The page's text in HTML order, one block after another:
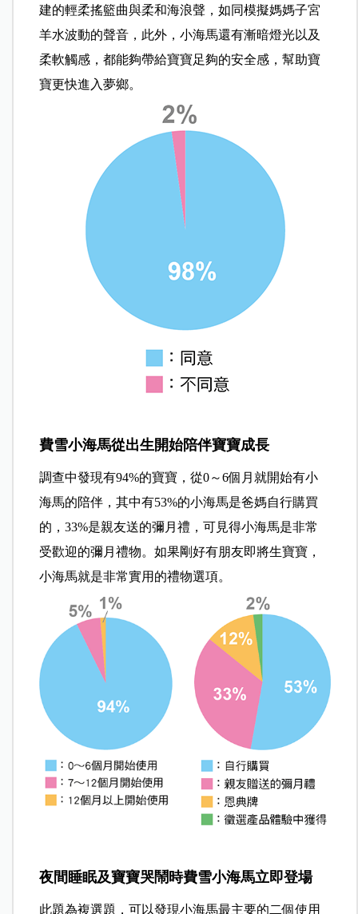
建的輕柔搖籃曲與柔和海浪聲，如同模擬媽媽子宮
羊水波動的聲音，此外，小海馬還有漸暗燈光以及
柔軟觸感，都能夠帶給寶寶足夠的安全感，幫助寶
寶更快進入夢鄉。
費雪小海馬從出生開始陪伴寶寶成長
調查中發現有94%的寶寶，從0～6個月就開始有小
海馬的陪伴，其中有53%的小海馬是爸媽自行購買
的，33%是親友送的彌月禮，可見得小海馬是非常
受歡迎的彌月禮物。如果剛好有朋友即將生寶寶，
小海馬就是非常實用的禮物選項。
夜間睡眠及寶寶哭鬧時費雪小海馬立即登場
此題為複選題，可以發現小海馬最主要的二個使用